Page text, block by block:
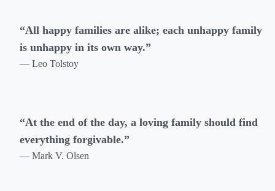
“All happy families are alike; each unhappy family
is unhappy in its own way.”
— Leo Tolstoy
“At the end of the day, a loving family should find
everything forgivable.”
— Mark V. Olsen